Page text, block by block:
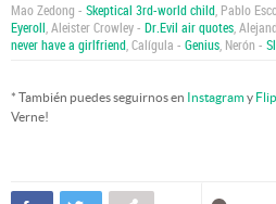
Mao Zedong - Skeptical 3rd-world child , Pablo
Eyeroll , Aleister Crowley - Dr.Evil air quotes ,
never have a girlfriend , Calígula - Genius , Nerón -
* También puedes seguirnos en Instagramy
Verne!